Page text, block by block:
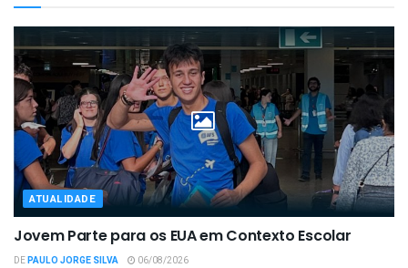
ATUALIDADE
Jovem Parte para os EUA em Contexto Escolar
DEPAULO JORGE SILVA 06/08/2026